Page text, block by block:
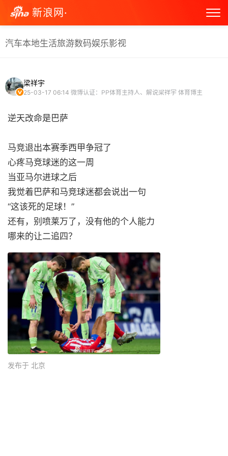
新浪网·
汽车本地生活旅游数码娱乐影视
梁祥宇
25-03-17 06:14 微博认证：PP体育主持人、解说梁祥宇 体育博主
逆天改命是巴萨
马竞退出本赛季西甲争冠了
心疼马竞球迷的这一周
当亚马尔进球之后
我觉着巴萨和马竞球迷都会说出一句
“这该死的足球！”
还有，别喷莱万了，没有他的个人能力
哪来的让二追四？ ​
发布于 北京